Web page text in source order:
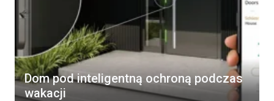
Dom pod inteligentną ochroną podczas
wakacji